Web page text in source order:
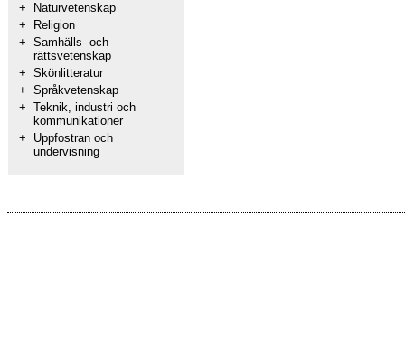
+
Naturvetenskap
+
Religion
+ Samhälls- och
rättsvetenskap
+ Skönlitteratur
+ Språkvetenskap
+ Teknik, industri och
kommunikationer
+
Uppfostran och
undervisning